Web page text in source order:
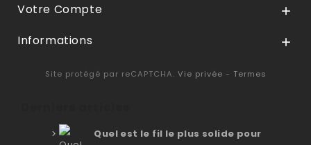
Votre Compte 
Informations 
Site protégé par reCAPTCHA. Vie privée - Termes
Quel est le fil le plus solide pour